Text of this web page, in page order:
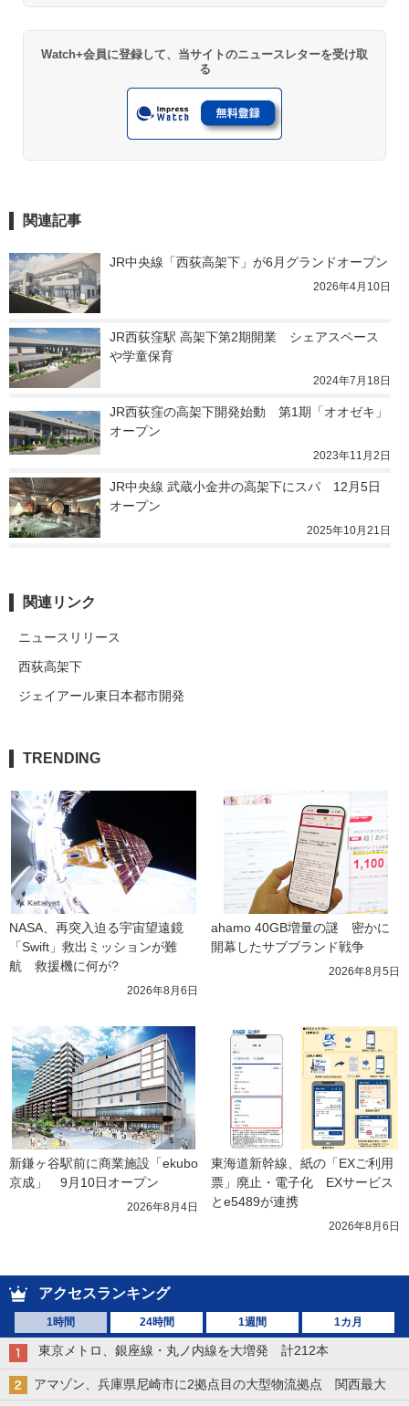
Watch+会員に登録して、当サイトのニュースレターを受け取
る
関連記事
JR中央線「西荻高架下」が6月グランドオープン
2026年4月10日
JR西荻窪駅 高架下第2期開業　シェアスペース
や学童保育
2024年7月18日
JR西荻窪の高架下開発始動　第1期「オオゼキ」
オープン
2023年11月2日
JR中央線 武蔵小金井の高架下にスパ　12月5日
オープン
2025年10月21日
関連リンク
ニュースリリース
西荻高架下
ジェイアール東日本都市開発
TRENDING
NASA、再突入迫る宇宙望遠鏡
「Swift」救出ミッションが難
航　救援機に何が?
2026年8月6日
ahamo 40GB増量の謎　密かに
開幕したサブブランド戦争
2026年8月5日
新鎌ヶ谷駅前に商業施設「ekubo
京成」　9月10日オープン
2026年8月4日
東海道新幹線、紙の「EXご利用
票」廃止・電子化　EXサービス
とe5489が連携
2026年8月6日
アクセスランキング
1時間 24時間 1週間 1カ月
東京メトロ、銀座線・丸ノ内線を大増発 計212本
アマゾン、兵庫県尼崎市に2拠点目の大型物流拠点 関西最大